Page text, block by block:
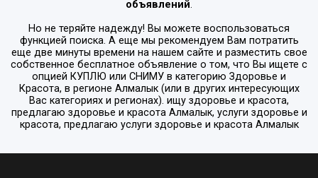
объявлений.
Но не теряйте надежду! Вы можете воспользоваться
функцией поиска. А еще мы рекомендуем Вам потратить
еще две минуты времени на нашем сайте и разместить свое
собственное бесплатное объявление о том, что Вы ищете с
опцией КУПЛЮ или СНИМУ в категорию Здоровье и
Красота, в регионе Алмалык(или в других интересующих
Вас категориях и регионах). ищу здоровье и красота,
предлагаю здоровье и красота Алмалык, услуги здоровье и
красота, предлагаю услуги здоровье и красота Алмалык